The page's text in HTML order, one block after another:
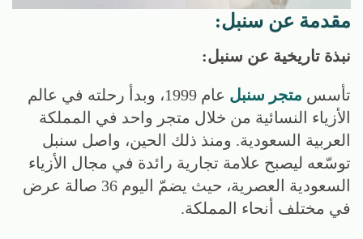
مقدمة عن سنبل:
نبذة تاريخية عن سنبل:
تأسس متجر سنبل
عام 1999، وبدأ رحلته في عالم
الأزياء النسائية من خلال متجر واحد في المملكة
العربية السعودية. ومنذ ذلك الحين، واصل سنبل
توسّعه ليصبح علامة تجارية رائدة في مجال الأزياء
السعودية العصرية، حيث يضمّ اليوم 36 صالة عرض
في مختلف أنحاء المملكة.